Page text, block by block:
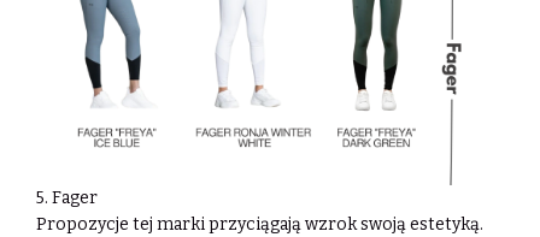
5. Fager
Propozycje tej marki przyciągają wzrok swoją estetyką.